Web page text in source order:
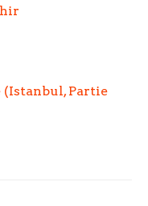
(Istanbul, Partie